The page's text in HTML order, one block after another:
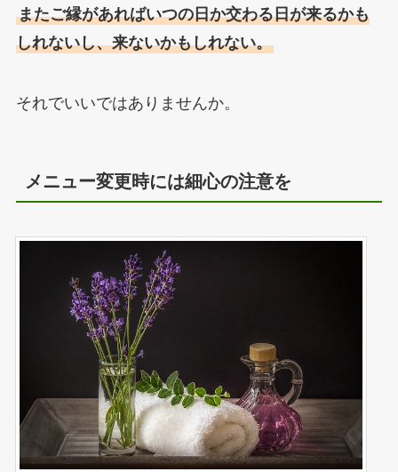
またご縁があればいつの日か交わる日が来るかも
しれないし、来ないかもしれない。
それでいいではありませんか。
メニュー変更時には細心の注意を